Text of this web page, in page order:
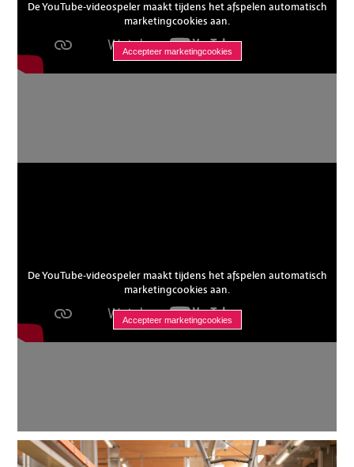
De YouTube-videospeler maakt tijdens het afspelen automatisch
marketingcookies aan.
Accepteer marketingcookies
De YouTube-videospeler maakt tijdens het afspelen automatisch
marketingcookies aan.
Accepteer marketingcookies